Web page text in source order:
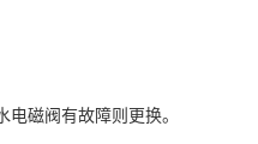
磁阀有故障则更换。